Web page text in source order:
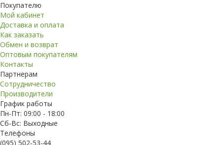
Покупателю
Мой кабинет
Доставка и оплата
Как заказать
Обмен и возврат
Оптовым покупателям
Контакты
Партнерам
Сотрудничество
Производители
График работы
Пн-Пт: 09:00 - 18:00
Сб-Вс: Выходные
Телефоны
(095) 502-53-44